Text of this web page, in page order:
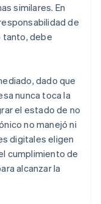
similares. En
de
tanto, debe
dado que
nunca toca la
el estado de no
no manejó ni
digitales eligen
cumplimiento de
alcanzar la